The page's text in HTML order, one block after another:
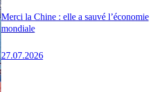
Merci la Chine : elle a sauvé l’économie
mondiale
27.07.2026